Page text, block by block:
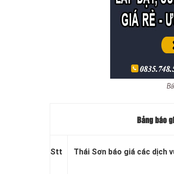
Bảng báo
Stt Thái Sơn báo giá các dịch